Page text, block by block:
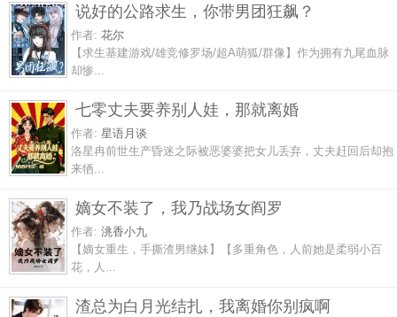
说好的公路求生，你带男团狂飙？
作者: 花尔
【求生基建游戏/雄竞修罗场/超A萌狐/群像】作为拥有九尾血脉
却惨...
七零丈夫要养别人娃，那就离婚
作者: 星语月谈
洛星冉前世生产昏迷之际被恶婆婆把女儿丢弃，丈夫赶回后却抱
来牺...
嫡女不装了，我乃战场女阎罗
作者: 洮香小九
【嫡女重生，手撕渣男继妹】【多重角色，人前她是柔弱小百
花，人...
渣总为白月光结扎，我离婚你别疯啊